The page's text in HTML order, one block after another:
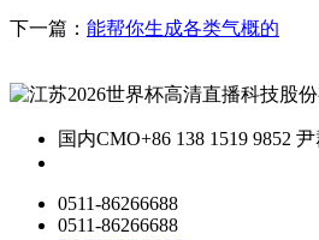
下一篇： 能帮你生成各类气概的
国内CMO+86 138 1519 9852
0511-86266688
0511-86266688